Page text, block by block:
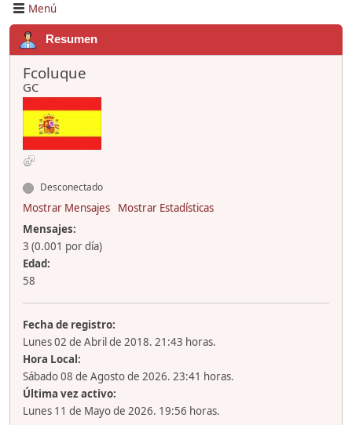
Menú
Resumen
Fcoluque
GC
Desconectado
Mostrar Mensajes
Mostrar Estadísticas
Mensajes:
3 (0.001 por día)
Edad:
58
Fecha de registro:
Lunes 02 de Abril de 2018. 21:43 horas.
Hora Local:
Sábado 08 de Agosto de 2026. 23:41 horas.
Última vez activo:
Lunes 11 de Mayo de 2026. 19:56 horas.